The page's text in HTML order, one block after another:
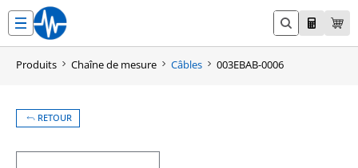
contenu
Produits Chaîne de mesure Câbles 003EBAB-0006
RETOUR